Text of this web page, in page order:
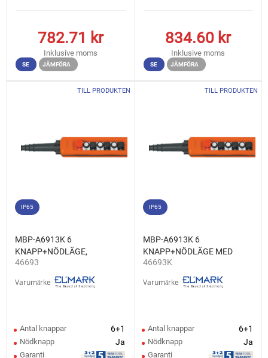
782.71 kr
Inklusive moms
SE JÄMFÖRA
834.60 kr
Inklusive moms
SE JÄMFÖRA
TILL PRODUKTEN
IP65
MBP-A6913K 6
KNAPP+NÖDLÄGE,
1NO+1NC
46693
Varumärke
Antal knappar 6+1
Nödknapp Ja
Garanti
TILL PRODUKTEN
IP65
MBP-A6913K 6
KNAPP+NÖDLÄGE MED
NYCKEL, 1NO+1NC
46693K
Varumärke
Antal knappar 6+1
Nödknapp Ja
Garanti